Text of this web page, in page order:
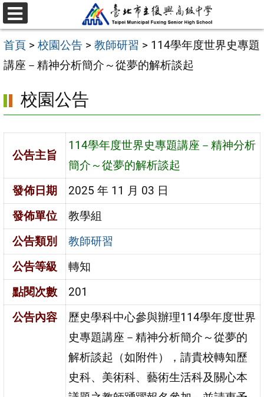
跳
至
主
要
容
區
選
單
首頁 > 校園公告 > 教師研習 > 114學年度世界史專題
講座－精神分析簡介～從夢的解析談起
校園公告
公告主旨
114學年度世界史專題講座－精神分析
簡介～從夢的解析談起
發佈日期
2025 年 11 月 03 日
發佈單位
教學組
公告類別
教師研習
公告等級
轉知
點閱次數
201
公告內容
歷史學科中心參與辦理114學年度世界
史專題講座－精神分析簡介～從夢的
解析談起（如附件），請貴校轉知歷
史科、美術科、藝術生活科及關心本